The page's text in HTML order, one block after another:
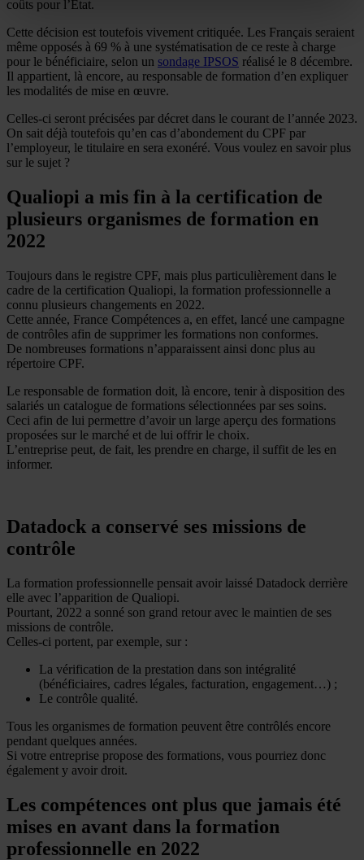
coûts pour l’État.
Cette décision est toutefois vivement critiquée. Les Français seraient
même opposés à 69 % à une systématisation de ce reste à charge
pour le bénéficiaire, selon un sondage IPSOS réalisé le 8 décembre.
Il appartient, là encore, au responsable de formation d’en expliquer
les modalités de mise en œuvre.
Celles-ci seront précisées par décret dans le courant de l’année 2023.
On sait déjà toutefois qu’en cas d’abondement du CPF par
l’employeur, le titulaire en sera exonéré. Vous voulez en savoir plus
sur le sujet ?
Qualiopi a mis fin à la certification de
plusieurs organismes de formation en
2022
Toujours dans le registre CPF, mais plus particulièrement dans le
cadre de la certification Qualiopi, la formation professionnelle a
connu plusieurs changements en 2022.
Cette année, France Compétences a, en effet, lancé une campagne
de contrôles afin de supprimer les formations non conformes.
De nombreuses formations n’apparaissent ainsi donc plus au
répertoire CPF.
Le responsable de formation doit, là encore, tenir à disposition des
salariés un catalogue de formations sélectionnées par ses soins.
Ceci afin de lui permettre d’avoir un large aperçu des formations
proposées sur le marché et de lui offrir le choix.
L’entreprise peut, de fait, les prendre en charge, il suffit de les en
informer.
Datadock a conservé ses missions de
contrôle
La formation professionnelle pensait avoir laissé Datadock derrière
elle avec l’apparition de Qualiopi.
Pourtant, 2022 a sonné son grand retour avec le maintien de ses
missions de contrôle.
Celles-ci portent, par exemple, sur :
La vérification de la prestation dans son intégralité
(bénéficiaires, cadres légales, facturation, engagement…) ;
Le contrôle qualité.
Tous les organismes de formation peuvent être contrôlés encore
pendant quelques années.
Si votre entreprise propose des formations, vous pourriez donc
également y avoir droit.
Les compétences ont plus que jamais été
mises en avant dans la formation
professionnelle en 2022